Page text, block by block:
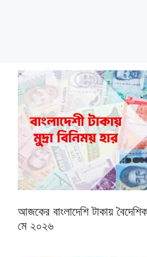
আজকের বাংলাদেশি টাকায়
মে ২০২৬